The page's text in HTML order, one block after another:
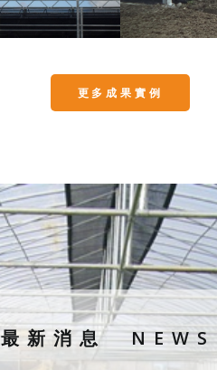
更多成果實例
最新消息NEWS